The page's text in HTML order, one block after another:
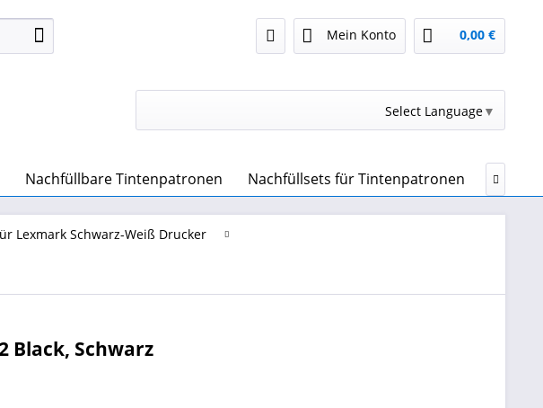
Mein Konto 0,00 €
Select Language▼
Nachfüllbare Tintenpatronen Nachfüllsets für Tintenpatronen 
Lexmark Schwarz-Weiß Drucker
Black, Schwarz